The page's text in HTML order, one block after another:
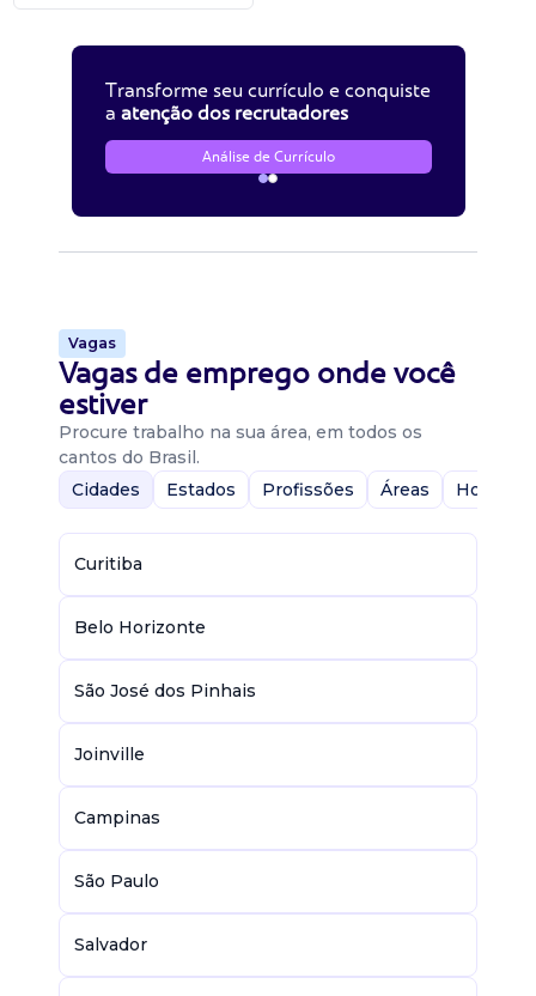
Transforme seu currículo e conquiste
a atenção dos recrutadores
Análise de Currículo
Vagas
Vagas de emprego onde você
estiver
Procure trabalho na sua área, em todos os
cantos do Brasil.
Cidades
Estados Profissões Áreas Home-
Curitiba
Belo Horizonte
São José dos Pinhais
Joinville
Campinas
São Paulo
Salvador